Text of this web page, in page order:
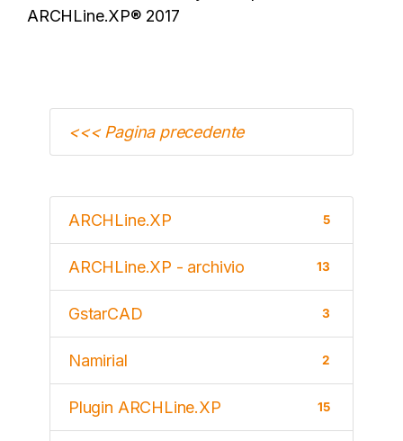
ARCHLine.XP® 2017
<<< Pagina precedente
ARCHLine.XP 5
ARCHLine.XP - archivio 13
GstarCAD 3
Namirial 2
Plugin ARCHLine.XP 15